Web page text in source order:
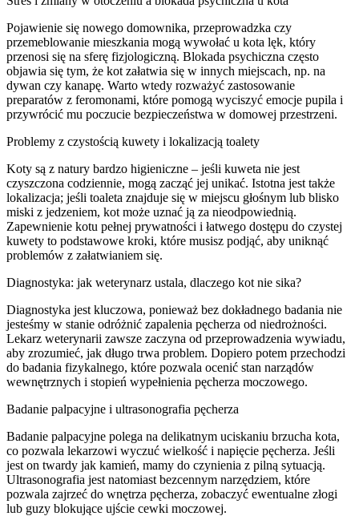
Pojawienie się nowego domownika, przeprowadzka czy
przemeblowanie mieszkania mogą wywołać u kota lęk, który
przenosi się na sferę fizjologiczną. Blokada psychiczna często
objawia się tym, że kot załatwia się w innych miejscach, np. na
dywan czy kanapę. Warto wtedy rozważyć zastosowanie
preparatów z feromonami, które pomogą wyciszyć emocje pupila i
przywrócić mu poczucie bezpieczeństwa w domowej przestrzeni.
Problemy z czystością kuwety i lokalizacją toalety
Koty są z natury bardzo higieniczne – jeśli kuweta nie jest
czyszczona codziennie, mogą zacząć jej unikać. Istotna jest także
lokalizacja; jeśli toaleta znajduje się w miejscu głośnym lub blisko
miski z jedzeniem, kot może uznać ją za nieodpowiednią.
Zapewnienie kotu pełnej prywatności i łatwego dostępu do czystej
kuwety to podstawowe kroki, które musisz podjąć, aby uniknąć
problemów z załatwianiem się.
Diagnostyka: jak weterynarz ustala, dlaczego kot nie sika?
Diagnostyka jest kluczowa, ponieważ bez dokładnego badania nie
jesteśmy w stanie odróżnić zapalenia pęcherza od niedrożności.
Lekarz weterynarii zawsze zaczyna od przeprowadzenia wywiadu,
aby zrozumieć, jak długo trwa problem. Dopiero potem przechodzi
do badania fizykalnego, które pozwala ocenić stan narządów
wewnętrznych i stopień wypełnienia pęcherza moczowego.
Badanie palpacyjne i ultrasonografia pęcherza
Badanie palpacyjne polega na delikatnym uciskaniu brzucha kota,
co pozwala lekarzowi wyczuć wielkość i napięcie pęcherza. Jeśli
jest on twardy jak kamień, mamy do czynienia z pilną sytuacją.
Ultrasonografia jest natomiast bezcennym narzędziem, które
pozwala zajrzeć do wnętrza pęcherza, zobaczyć ewentualne złogi
lub guzy blokujące ujście cewki moczowej.